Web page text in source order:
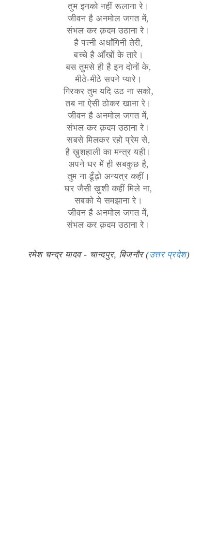
तुम इनको नहीं रूलाना रे।
जीवन है अनमोल जगत में,
संभल कर क़दम उठाना रे।
है पत्नी अर्धांगिनी तेरी,
बच्चे है आँखों के तारे।
बस तुमसे ही है इन दोनों के,
मीठे-मीठे सपने प्यारे।
गिरकर तुम यदि उठ ना सको,
तब ना ऐसी ठोकर खाना रे।
जीवन है अनमोल जगत में,
संभल कर क़दम उठाना रे।
सबसे मिलकर रहो प्रेम से,
है ख़ुशहाली का मन्त्र यही।
अपने घर में ही सबकुछ है,
तुम ना ढूँढ़ो अन्यत्र कहीं।
घर जैसी ख़ुशी कहीं मिले ना,
सबको ये समझाना रे।
जीवन है अनमोल जगत में,
संभल कर क़दम उठाना रे।
रमेश चन्द्र यादव - चान्दपुर, बिजनौर (उत्तर प्रदेश)